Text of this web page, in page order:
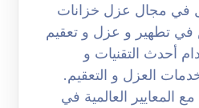
في مجال عزل خزانات
في تطهير و عزل و تعقيم
أحدث التقنيات و
العزل و التعقيم.
المعايير العالمية في